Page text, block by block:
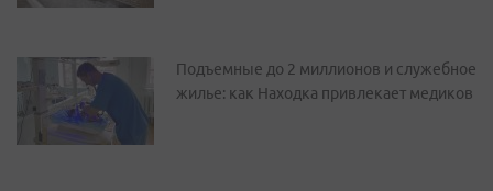
Подъемные до 2 миллионов и служебное
жилье: как Находка привлекает медиков